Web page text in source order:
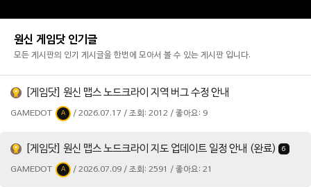
원신 게임닷 인기글
모든 게시판의 인기 게시글을 한번에 모아서 볼 수 있는 게시판 입니다.
[게임닷] 원신 맵스 노드크라이 지역 버그 수정 안내
GAMEDOT A / 2026.07.17 / 조회: 2012 / 좋아요: 9
[게임닷] 원신 맵스 노드크라이 지도 업데이트 일정 안내 (완료) 6
GAMEDOT A / 2026.07.09 / 조회: 2591 / 좋아요: 21